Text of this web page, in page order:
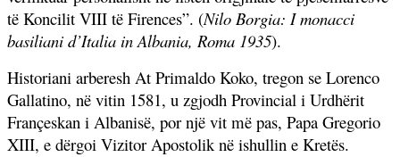
të Koncilit VIII të Firences”. (Nilo Borgia: I monacci
basiliani d’Italia in Albania, Roma 1935).
Historiani arberesh At Primaldo Koko, tregon se Lorenco
Gallatino, në vitin 1581, u zgjodh Provincial i Urdhërit
Françeskan i Albanisë, por një vit më pas, Papa Gregorio
XIII, e dërgoi Vizitor Apostolik në ishullin e Kretës.